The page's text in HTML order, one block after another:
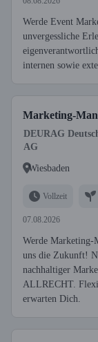
Werde Event
unvergessliche
internen sowie
Marketing-
DEURAG
AG
Wiesbaden
Vollzeit
07.08.2026
Werde Marketing-
uns die Zukunft!
nachhaltiger
ALLRECHT.
erwarten Dich.